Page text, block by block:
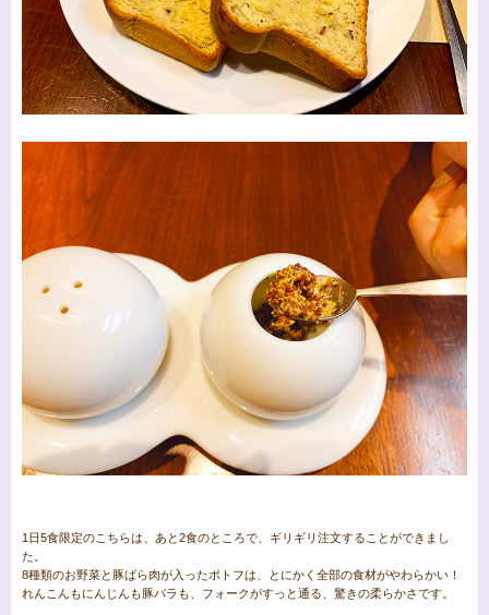
1日5食限定のこちらは、あと2食のところで、ギリギリ注文することができまし
た。
8種類のお野菜と豚ばら肉が入ったポトフは、とにかく全部の食材がやわらかい！
れんこんもにんじんも豚バラも、フォークがすっと通る、驚きの柔らかさです。